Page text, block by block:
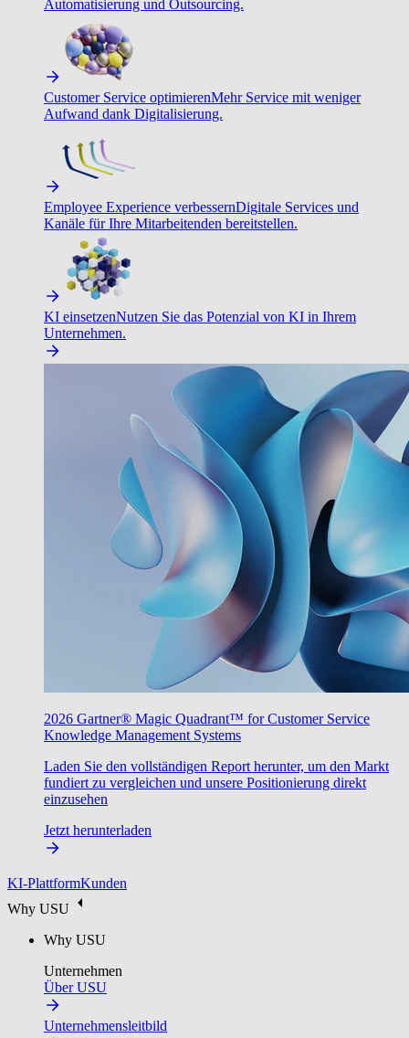
Automatisierung und Outsourcing.
Customer Service optimierenMehr Service mit weniger
Aufwand dank Digitalisierung.
Employee Experience verbessernDigitale Services und
Kanäle für Ihre Mitarbeitenden bereitstellen.
KI einsetzenNutzen Sie das Potenzial von KI in Ihrem
Unternehmen.
2026 Gartner® Magic Quadrant™ for Customer Service
Knowledge Management Systems
Laden Sie den vollständigen Report herunter, um den Markt
fundiert zu vergleichen und unsere Positionierung direkt
einzusehen
Jetzt herunterladen
KI-PlattformKunden
Why USU
Why USU
Unternehmen
Über USU
Unternehmensleitbild